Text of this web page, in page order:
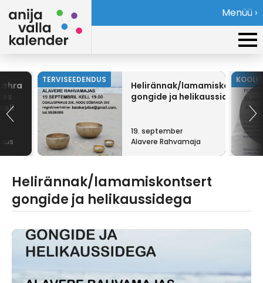
Menüü ›
TERVISEEDENDUS
Helirännak/lamamiskontsert
gongide ja helikaussidega
19. september
Alavere Rahvamaja
Helirännak/lamamiskontsert
gongide ja helikaussidega